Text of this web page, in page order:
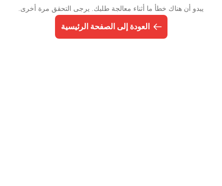
يبدو أن هناك خطأ ما أثناء معالجة طلبك. يرجى التحقق مرة أخرى.
العودة إلى الصفحة الرئيسية